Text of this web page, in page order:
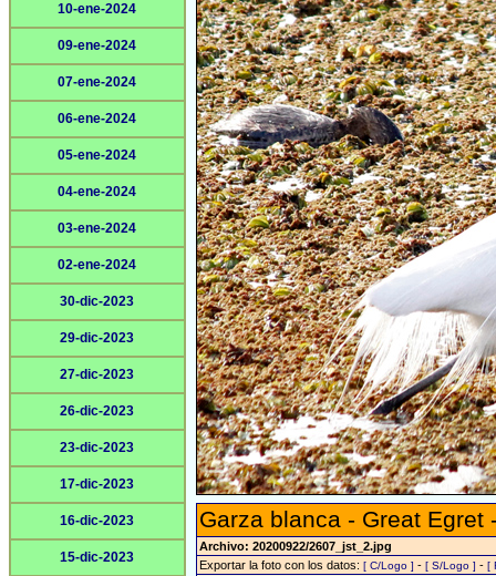
10-ene-2024
09-ene-2024
07-ene-2024
06-ene-2024
05-ene-2024
04-ene-2024
03-ene-2024
02-ene-2024
30-dic-2023
29-dic-2023
27-dic-2023
26-dic-2023
23-dic-2023
17-dic-2023
16-dic-2023
15-dic-2023
Garza blanca - Great Egret
Archivo: 20200922/2607_jst_2.jpg
Exportar la foto con los datos: [ C/Logo ] - [ S/Logo ] - [